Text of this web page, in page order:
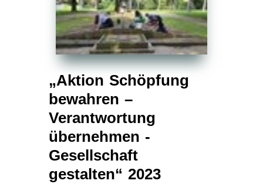
„Aktion Schöpfung
bewahren –
Verantwortung
übernehmen -
Gesellschaft
gestalten“ 2023